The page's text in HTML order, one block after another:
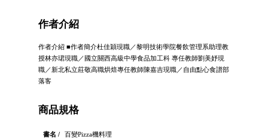
作者介紹
作者介紹 ■作者簡介杜佳穎現職／黎明技術學院餐飲管理系助理教
授林亦珺現職／國立關西高級中學食品加工科 專任教師劉美妤現
職／新北私立莊敬高職烘焙專任教師陳嘉吉現職／自由點心食譜部
落客
商品規格
書名 /
百變Pizza機料理